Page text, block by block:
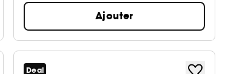
Ajouter
Deal